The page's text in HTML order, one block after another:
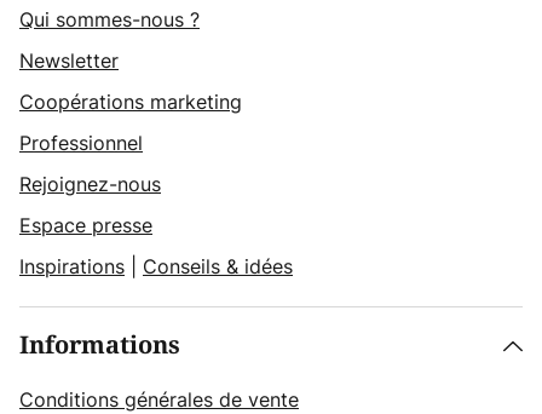
Qui sommes-nous ?
Newsletter
Coopérations marketing
Professionnel
Rejoignez-nous
Espace presse
Inspirations
Conseils & idées
Informations
Conditions générales de vente